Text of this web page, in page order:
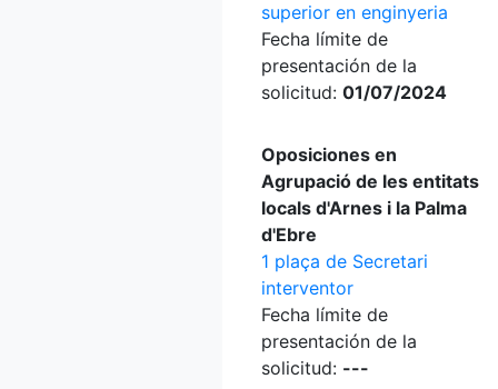
superior en enginyeria
Fecha límite de
presentación de la
solicitud: 01/07/2024
Oposiciones en
Agrupació de les entitats
locals d'Arnes i la Palma
d'Ebre
1 plaça de Secretari
interventor
Fecha límite de
presentación de la
solicitud: ---